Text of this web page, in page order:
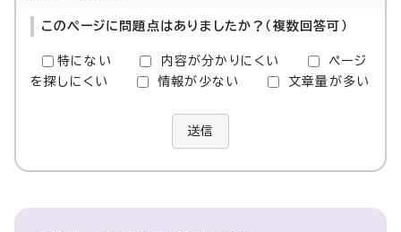
このページに問題点はありましたか？（複数回答可）
特にない 内容が分かりにくい
ページ
を探しにくい
情報が少ない 文章量が多い
送信